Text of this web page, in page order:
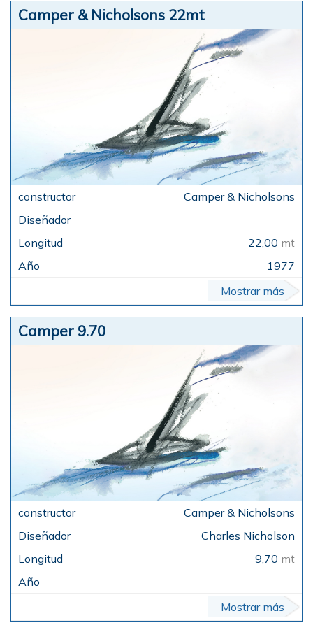
Camper & Nicholsons 22mt
Camper & Nicholsons
22,00 mt
1977
Mostrar más
Camper 9.70
Camper & Nicholsons
Charles Nicholson
9,70 mt
Mostrar más